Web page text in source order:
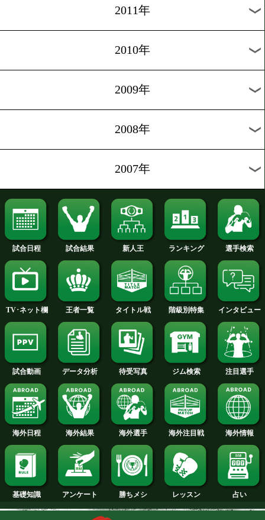
2020年
2019年
2018年
2017年
2016年
2015年
2014年
2013年
2012年
2011年
2010年